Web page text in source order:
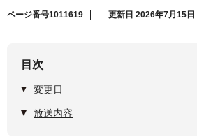
ページ番号1011619 更新日 2026年7月15日
目次
変更日
放送内容